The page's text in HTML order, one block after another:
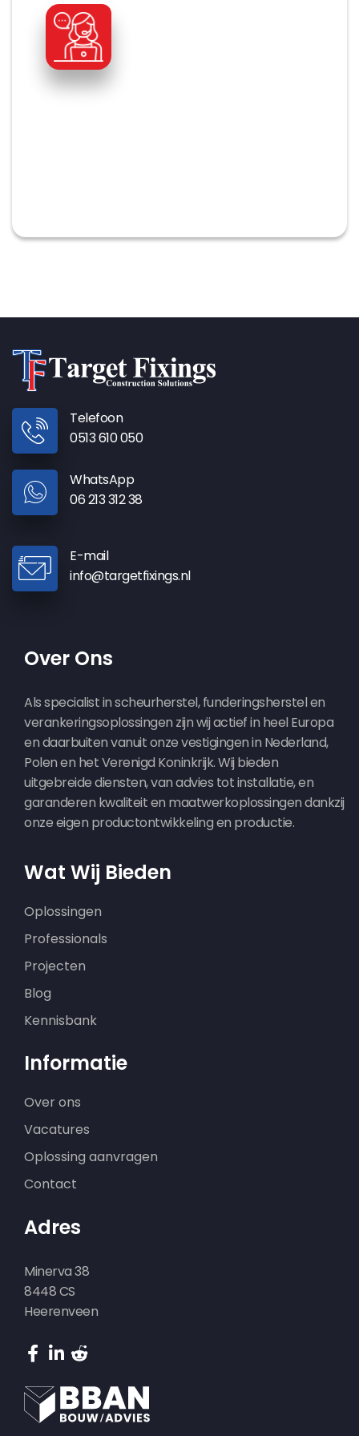
Bel ons vandaag
Telefoon
0513 610 050
WhatsApp
06 213 312 38
E-mail
info@targetfixings.nl
Over Ons
Als specialist in scheurherstel, funderingsherstel en
verankeringsoplossingen zijn wij actief in heel Europa
en daarbuiten vanuit onze vestigingen in Nederland,
Polen en het Verenigd Koninkrijk. Wij bieden
uitgebreide diensten, van advies tot installatie, en
garanderen kwaliteit en maatwerkoplossingen dankzij
onze eigen productontwikkeling en productie.
Wat Wij Bieden
Oplossingen
Professionals
Projecten
Blog
Kennisbank
Informatie
Over ons
Vacatures
Oplossing aanvragen
Contact
Adres
Minerva 38
8448 CS
Heerenveen